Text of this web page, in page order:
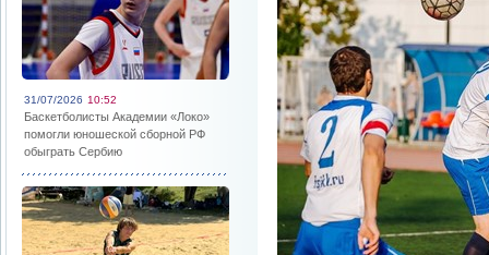
31/07/2026 10:52
Баскетболисты Академии «Локо»
помогли юношеской сборной РФ
обыграть Сербию